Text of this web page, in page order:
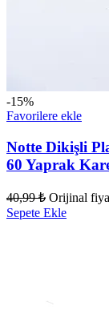
-15%
Favorilere ekle
Notte Dikişli
60 Yaprak
40,99₺ Orijinal
Sepete Ekle